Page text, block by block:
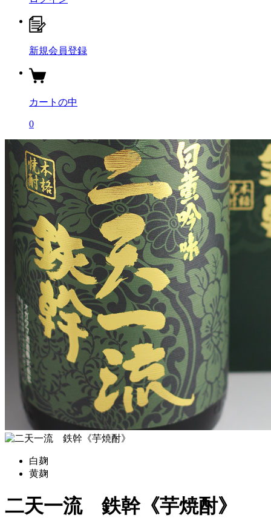
新規会員登録
カートの中
0
白麹
黄麹
二天一流 鉄幹《芋焼酎》